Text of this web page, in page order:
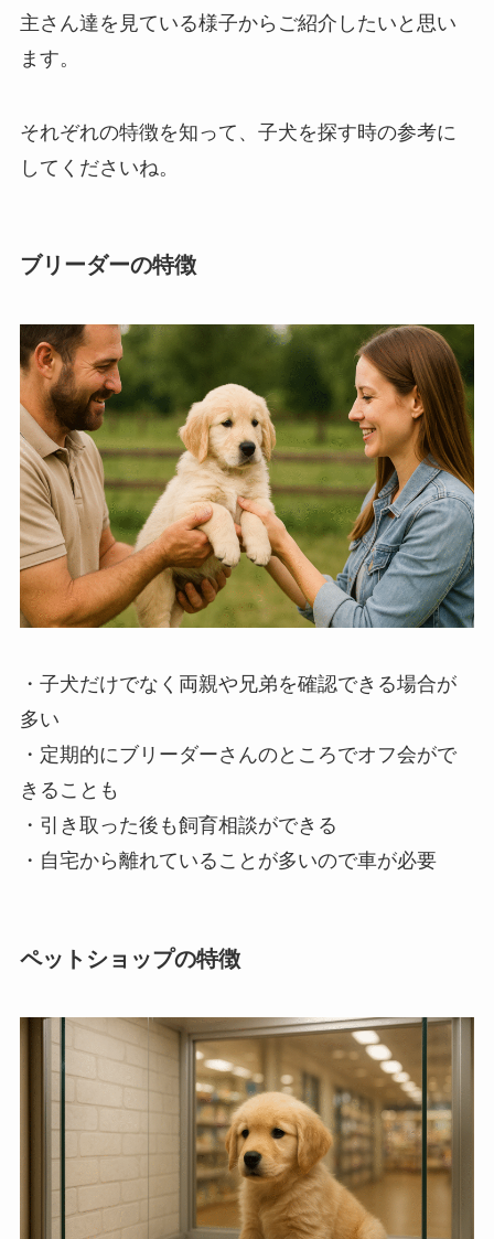
主さん達を見ている様子からご紹介したいと思い
ます。
それぞれの特徴を知って、子犬を探す時の参考に
してくださいね。
ブリーダーの特徴
・子犬だけでなく両親や兄弟を確認できる場合が
多い
・定期的にブリーダーさんのところでオフ会がで
きることも
・引き取った後も飼育相談ができる
・自宅から離れていることが多いので車が必要
ペットショップの特徴